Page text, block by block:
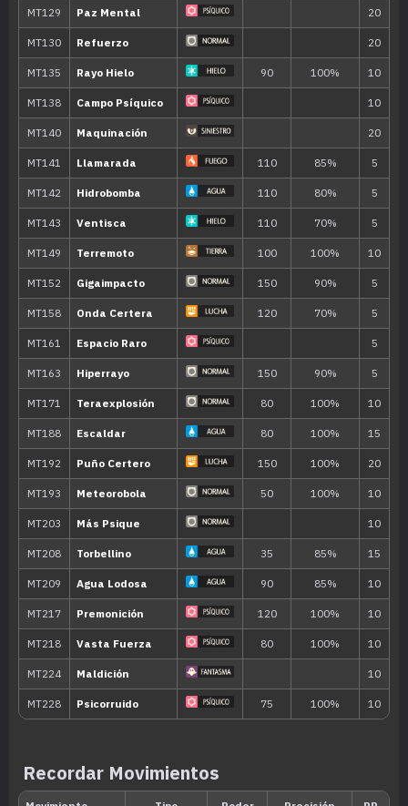
MT001 Derribo 90
MT007 Protección
MT011 Hidropulso 60
MT016 Psicorrayo 65
MT022 Agua Fría 50
MT025 Imagen 70
MT028 Terratemblor 60
MT032 Rapidez 60
MT034 Viento Hielo 55
MT035 Disparo Lodo 55
MT036 Tumba Rocas 60
MT041 Poder Reserva 20
MT043 Lanzamiento
MT046 Alud 60
MT047 Aguante
MT049 Día Soleado
MT050 Danza Lluvia
MT054 Psicocarga 80
Recordar Movimientos